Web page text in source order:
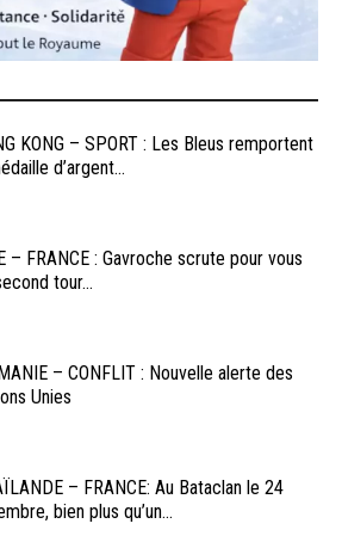
KONG – SPORT : Les Bleus remportent
d’argent...
– FRANCE : Gavroche scrute pour vous
tour...
– CONFLIT : Nouvelle alerte des
Unies
– FRANCE: Au Bataclan le 24
bien plus qu’un...